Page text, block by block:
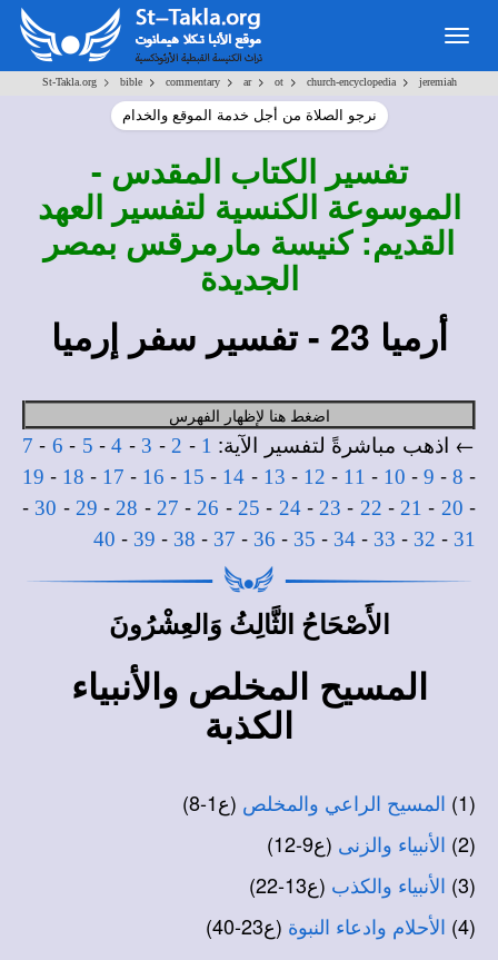
St-Takla.org> bible> commentary> ar> ot> church-encyclopedia> jeremiah
نرجو الصلاة من أجل خدمة الموقع والخدام
تفسير الكتاب المقدس -
الموسوعة الكنسية لتفسير العهد
القديم: كنيسة مارمرقس بمصر
الجديدة
أرميا 23 - تفسير سفر إرميا
اضغط هنا لإظهار الفهرس
← اذهب مباشرةً لتفسير الآية: 1
-
2
-
3
-
4
-
5
-
6
-
7
-
8
-
9
-
10
-
11
-
12
-
13
-
14
-
15
-
16
-
17
-
18
-
19
-
20
-
21
-
22
-
23
-
24
-
25
-
26
-
27
-
28
-
29
-
30
-
31
-
32
-
33
-
34
-
35
-
36
-
37
-
38
-
39
-
40
الأَصْحَاحُ الثَّالِثُ وَالعِشْرُونَ
المسيح المخلص والأنبياء
الكذبة
(1) المسيح الراعي والمخلص (ع1-8)
(2)
الأنبياء والزنى (ع9-12)
(3)
الأنبياء والكذب (ع13-22)
(4)
الأحلام وادعاء النبوة (ع23-40)